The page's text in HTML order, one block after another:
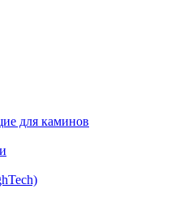
для каминов